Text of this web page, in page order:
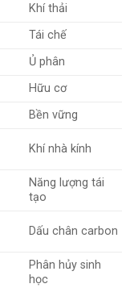
Khí thải
Tái chế
Ủ phân
Hữu cơ
Bền vững
Khí nhà kính
Năng lượng tái
tạo
Dấu chân carbon
Phân hủy sinh
học